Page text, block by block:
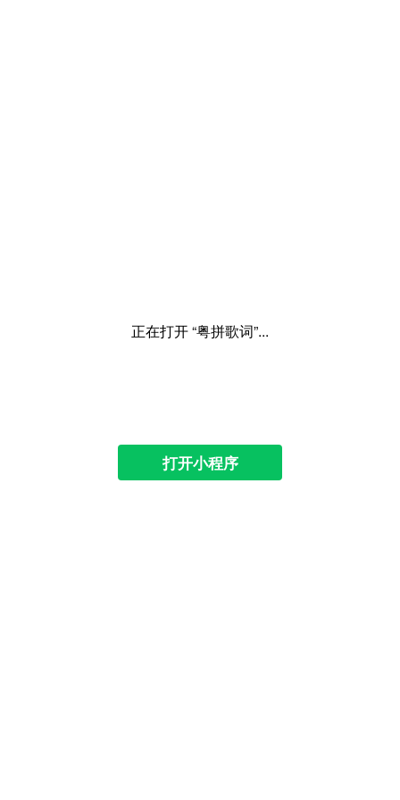
正在打开 “粤拼歌词”...
打开小程序